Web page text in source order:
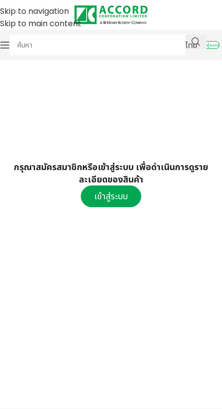
Skip to navigation
Skip to main content
ไทย
เข้าสู่ระบบ
กรุณาสมัครสมาชิกหรือเข้าสู่ระบบ เพื่อดำเนินการดูราย
ละเอียดของสินค้า
เข้าสู่ระบบ